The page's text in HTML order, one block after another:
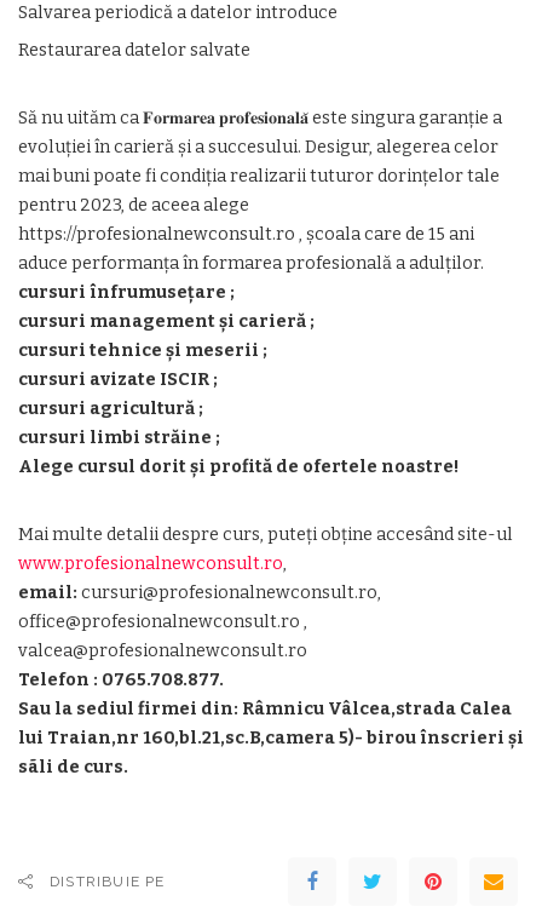
Salvarea periodică a datelor introduce
Restaurarea datelor salvate
Să nu uităm ca 𝐅𝐨𝐫𝐦𝐚𝐫𝐞𝐚 𝐩𝐫𝐨𝐟𝐞𝐬𝐢𝐨𝐧𝐚𝐥𝐚̆ este singura garanție a
evoluției în carieră și a succesului. Desigur, alegerea celor
mai buni poate fi condiția realizarii tuturor dorințelor tale
pentru 2023, de aceea alege
https://profesionalnewconsult.ro , școala care de 15 ani
aduce performanța în formarea profesională a adulților.
cursuri înfrumusețare ;
cursuri management și carieră ;
cursuri tehnice și meserii ;
cursuri avizate ISCIR ;
cursuri agricultură ;
cursuri limbi străine ;
Alege cursul dorit și profită de ofertele noastre!
Mai multe detalii despre curs, puteţi obţine accesând site-ul
www.profesionalnewconsult.ro,
email: cursuri@profesionalnewconsult.ro,
office@profesionalnewconsult.ro ,
valcea@profesionalnewconsult.ro
Telefon : 0765.708.877.
Sau la sediul firmei din: Râmnicu Vâlcea,strada Calea
lui Traian,nr 160,bl.21,sc.B,camera 5)- birou înscrieri şi
sãli de curs.
DISTRIBUIE PE